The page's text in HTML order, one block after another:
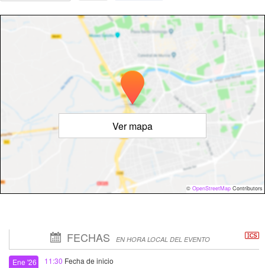
Ver mapa
© OpenStreetMap Contributors
FECHAS EN HORA LOCAL DEL EVENTO
Ene '26 11:30 Fecha de inicio